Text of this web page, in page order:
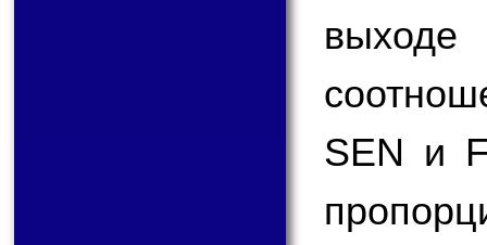
SEN и